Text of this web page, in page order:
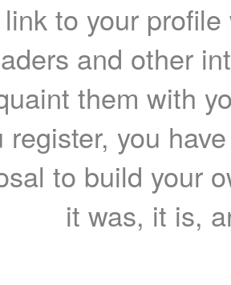
to your
and other
them with
register, you
to build your
it was, it is,